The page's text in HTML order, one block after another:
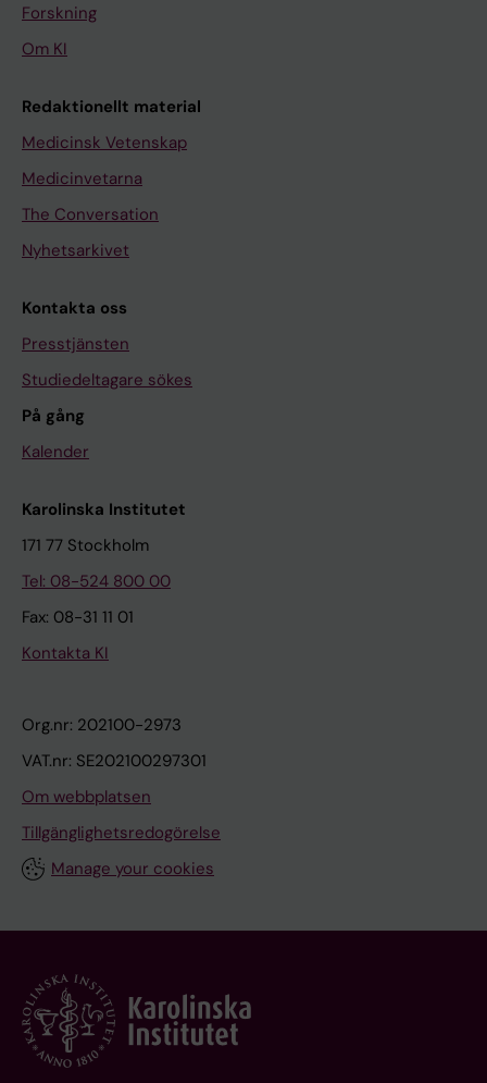
Forskning
Om KI
Redaktionellt material
Medicinsk Vetenskap
Medicinvetarna
The Conversation
Nyhetsarkivet
Kontakta oss
Presstjänsten
Studiedeltagare sökes
På gång
Kalender
Karolinska Institutet
171 77 Stockholm
Tel: 08-524 800 00
Fax: 08-31 11 01
Kontakta KI
Org.nr: 202100-2973
VAT.nr: SE202100297301
Om webbplatsen
Tillgänglighetsredogörelse
Manage your cookies